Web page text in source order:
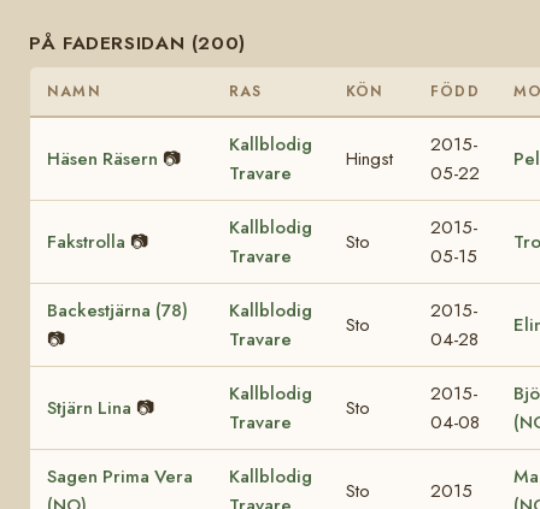
PÅ FADERSIDAN (200)
NAMN RAS KÖN FÖDD
Häsen Räsern 📷
Kallblodig
Travare
Hingst
2015-
05-22
Fakstrolla 📷
Kallblodig
Travare
Sto
2015-
05-15
Backestjärna (78)
📷
Kallblodig
Travare
Sto
2015-
04-28
Stjärn Lina 📷
Kallblodig
Travare
Sto
2015-
04-08
Sagen Prima Vera
Kallblodig
Sto 2015